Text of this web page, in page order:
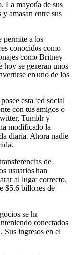
La mayoría de sus
amasan entre sus
permite a los
conocidos como
como Britney
hoy se generan unos
en uno de los
esta red social
con tus amigos o
Tumblr y
modificado la
diaria. Ahora nadie
de
usuarios han
al lugar correcto.
$5.6 billones de
se ha
conectados
Sus ingresos en el